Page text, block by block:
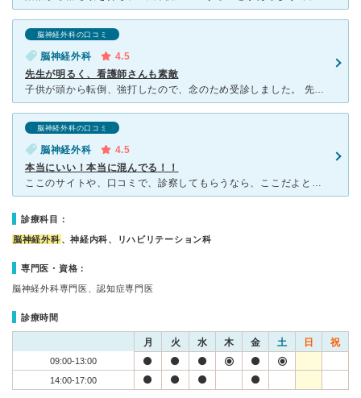
脳神経外科の口コミ
脳神経外科
4.5
先生が明るく、看護師さんも素敵
子供が頭から転倒、強打したので、念のため受診しました。 先生はおじいちゃん先生ですが、明るく楽しい雰囲気の先生でした。 看護師さんも優しく、手際がよく、とても素敵な方々でした♪ 残念ながら受付の
脳神経外科の口コミ
脳神経外科
4.5
本当にいい！本当に混んでる！！
ここのサイトや、口コミで、診察してもらうなら、ここだよとのことで、こちらを受診しました。本当に噂通りの先生の診断の的確な診察、スタッフてきぱきさ、CT.MRIの診療器具、全てが良く田園の中にあるとは思
診療科目：
脳神経外科 、神経内科、リハビリテーション科
専門医・資格：
脳神経外科専門医、認知症専門医
診療時間
月 火 水 木 金 土 日 祝
09:00-13:00
14:00-17:00